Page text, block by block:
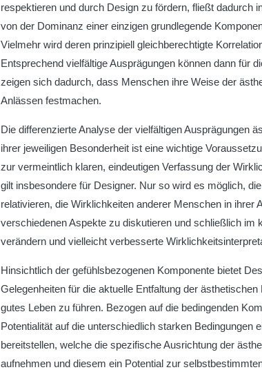
respektieren und durch Design zu fördern, fließt dadurch
von der Dominanz einer einzigen grundlegende
Vielmehr wird deren prinzipiell gleichberechtigte
Entsprechend vielfältige Ausprägungen können dann für
zeigen sich dadurch, dass Menschen ihre Weise der
Anlässen festmachen.
Die differenzierte Analyse der vielfältigen Ausprägungen
ihrer jeweiligen Besonderheit ist eine wichtige
zur vermeintlich klaren, eindeutigen Verfassung der
gilt insbesondere für Designer. Nur so wird es möglich,
relativieren, die Wirklichkeiten anderer Menschen in ihrer
verschiedenen Aspekte zu diskutieren und schließlich im
verändern und vielleicht verbesserte
Hinsichtlich der gefühlsbezogenen Komponente bietet
Gelegenheiten für die aktuelle Entfaltung der
gutes Leben zu führen. Bezogen auf die bedingenden
Potentialität auf die unterschiedlich starken Bedingungen
bereitstellen, welche die spezifische Ausrichtung der
aufnehmen und diesem ein Potential zur